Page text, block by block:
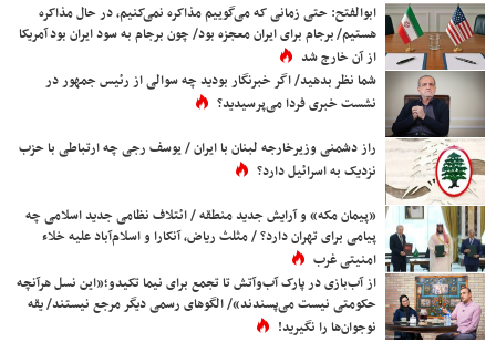
ابوالفتح: حتی زمانی که می‌گوییم مذاکره نمی‌کنیم، در حال مذاکره
هستیم/ برجام برای ایران معجزه بود/ چون برجام به سود ایران بود آمریکا
از آن خارج شد
شما نظر بدهید/ اگر خبرنگار بودید چه سوالی از رئیس جمهور در
نشست خبری فردا می‌پرسیدید؟
راز دشمنی وزیرخارجه لبنان با ایران / یوسف رجی چه ارتباطی با حزب
نزدیک به اسرائیل دارد؟
«پیمان مکه» و آرایش جدید منطقه / ائتلاف نظامی جدید اسلامی چه
پیامی برای تهران دارد؟ / مثلث ریاض، آنکارا و اسلام‌آباد علیه خلاء
امنیتی غرب
از آب‌بازی در پارک آب‌وآتش تا تجمع برای نیما تکیدو؛«این نسل هرآنچه
حکومتی نیست می‌پسندند»/ الگوهای رسمی دیگر مرجع نیستند/ یقه
نوجوان‌ها را نگیرید!